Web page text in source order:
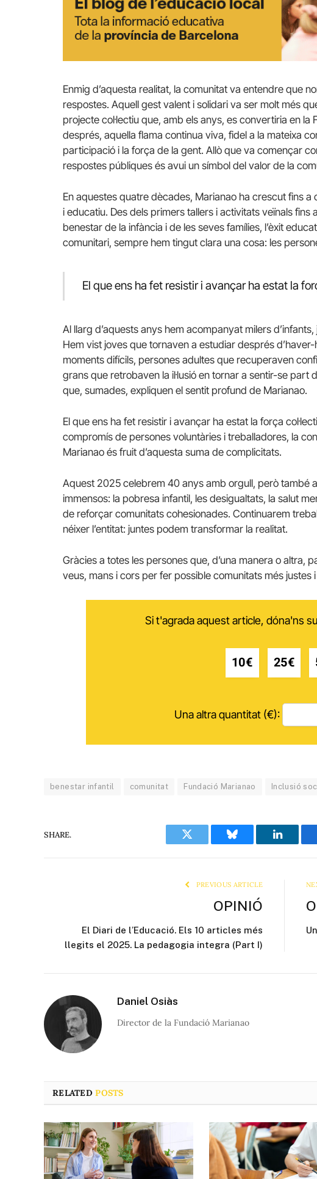
Enmig d’aquesta realitat, la comunitat va entendre que
respostes. Aquell gest valent i solidari va ser molt més
projecte col·lectiu que, amb els anys, es convertiria en la
després, aquella flama continua viva, fidel a la mateixa
participació i la força de la gent. Allò que va començar
respostes públiques és avui un símbol del valor de la
En aquestes quatre dècades, Marianao ha crescut fins a
i educatiu. Des dels primers tallers i activitats veïnals
benestar de la infància i de les seves famílies, l’èxit
comunitari, sempre hem tingut clara una cosa: les
El que ens ha fet resistir i avançar ha estat la
Al llarg d’aquests anys hem acompanyat milers
Hem vist joves que tornaven a estudiar després
moments difícils, persones adultes que recuperaven
grans que retrobaven la il·lusió en tornar a sentir-se part
que, sumades, expliquen el sentit profund de Marianao.
El que ens ha fet resistir i avançar ha estat la força
compromís de persones voluntàries i treballadores, la
Marianao és fruit d’aquesta suma de complicitats.
Aquest 2025 celebrem 40 anys amb orgull, però també
immensos: la pobresa infantil, les desigualtats, la salut
de reforçar comunitats cohesionades. Continuarem
néixer l’entitat: juntes podem transformar la realitat.
Gràcies a totes les persones que, d’una manera o altra,
veus, mans i cors per fer possible comunitats més justes
Si t'agrada aquest article, dóna'ns
10€ 25€
Una altra quantitat (€):
benestar infantil comunitat Fundació Marianao Inclusió
SHARE.
Twitter Bluesky LinkedIn
PREVIOUS ARTICLE
OPINIÓ
El Diari de l’Educació. Els 10 articles més
llegits el 2025. La pedagogia integra (Part I)
Daniel Osiàs
Director de la Fundació Marianao
RELATEDPOSTS